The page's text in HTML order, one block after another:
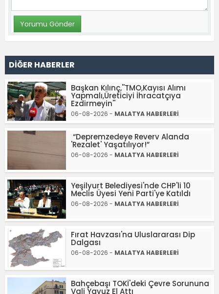
DİĞER HABERLER
Başkan Kılınç,''TMO,Kayısı Alımı
Yapmalı,Üreticiyi İhracatçıya
Ezdirmeyin''
06-08-2026 - MALATYA HABERLERİ
“Depremzedeye Reverv Alanda
'Rezalet' Yaşatılıyor!”
06-08-2026 - MALATYA HABERLERİ
Yeşilyurt Belediyesi'nde CHP'li 10
Meclis Üyesi Yeni Parti'ye Katıldı
06-08-2026 - MALATYA HABERLERİ
Fırat Havzası'na Uluslararası Dip
Dalgası
06-08-2026 - MALATYA HABERLERİ
Bahçebaşı TOKİ'deki Çevre Sorununa
Vali Yavuz El Attı